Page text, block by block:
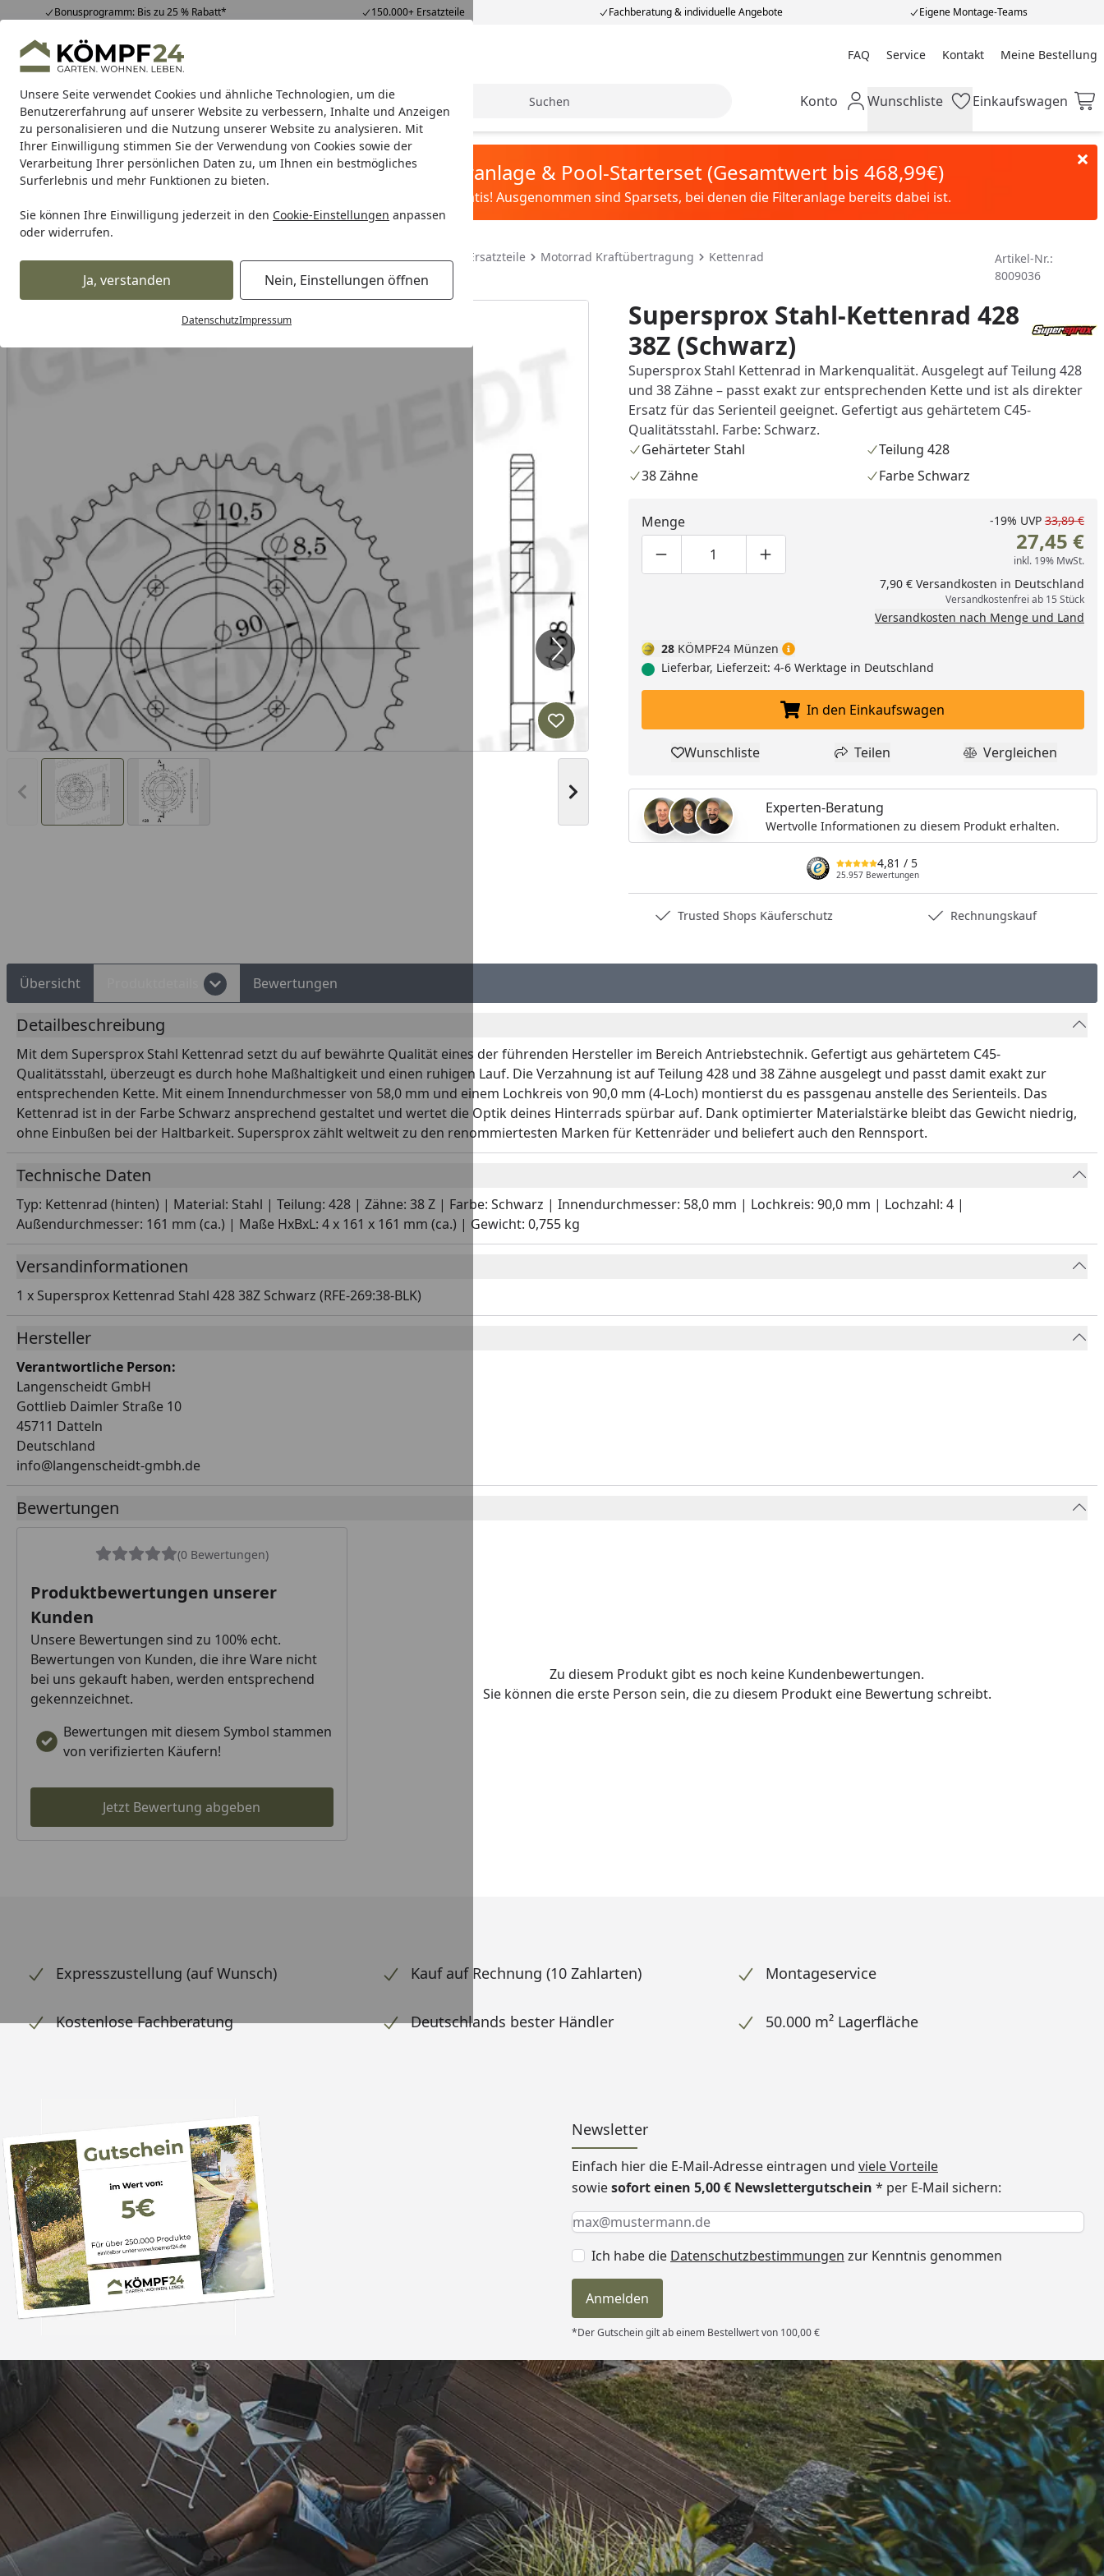
Unsere Seite verwendet Cookies und ähnliche Technologien, um die
Benutzererfahrung auf unserer Website zu verbessern, Inhalte und Anzeigen
zu personalisieren und die Nutzung unserer Website zu analysieren. Mit
Ihrer Einwilligung stimmen Sie der Verwendung von Cookies sowie der
Verarbeitung Ihrer persönlichen Daten zu, um Ihnen ein bestmögliches
Surferlebnis und mehr Funktionen zu bieten.
Sie können Ihre Einwilligung jederzeit in den Cookie-Einstellungen anpassen
oder widerrufen.
Ja, verstanden Nein, Einstellungen öffnen
DatenschutzImpressum
Bonusprogramm: Bis zu 25 % Rabatt* 150.000+ Ersatzteile Fachberatung & individuelle Angebote Eigene Montage-Teams
Hotline07051 / 9 22 22
Mo-Fr. 8-16 Uhr 25.957 Bewertungen FAQ Service Kontakt Meine Bestellung
Meine Bestellung
Alle Produkte
Alle ProdukteHighlights Tipps & Tricks Suche Mein Konto
Konto Wunschliste
Wunschliste Einkaufswagen
Einkaufswagen
Karibu Pools inkl. gratis Sandfilteranlage & Pool-Starterset (Gesamtwert bis 468,99€)
Dein Traumpool im Sorglos-Paket: Filter&Pflege gratis! Ausgenommen sind Sparsets, bei denen die Filteranlage bereits dabei ist.
Auto & Zweirad Motorradzubehör & Werkzeuge Motorradteile & Motorrad Ersatzteile Motorrad Kraftübertragung
Kettenrad
Supersprox Stahl-Kettenrad 428 38Z (Schwarz)
Artikel-Nr.:
8009036
Vorheriges Bild anzeigen Nächstes Bild anzeigen
Produkt zur Wunschliste hinzufügen
Supersprox Stahl-Kettenrad 428
38Z (Schwarz)
Supersprox Stahl Kettenrad in Markenqualität. Ausgelegt auf Teilung 428
und 38 Zähne – passt exakt zur entsprechenden Kette und ist als direkter
Ersatz für das Serienteil geeignet. Gefertigt aus gehärtetem C45-
Qualitätsstahl. Farbe: Schwarz.
Gehärteter Stahl
Teilung 428
38 Zähne
Farbe Schwarz
Menge
Produktmenge um eins verringern
Produktmenge manuell eingeben
Produktmenge um eins erhöhen
-19% UVP 33,89 €
27,45 €
inkl. 19% MwSt.
7,90 € Versandkosten in Deutschland
Versandkostenfrei ab 15 Stück
Versandkosten nach Menge und Land
28 KÖMPF24 Münzen
Lieferbar, Lieferzeit: 4-6 Werktage in Deutschland
In den Einkaufswagen legen
In den Einkaufswagen
Produkt zur Wunschliste hinzufügen
Wunschliste Teilen
Teilen Produkt
Vergleichen
Experten-Beratung
Wertvolle Informationen zu diesem Produkt erhalten.
4,81 / 5
25.957 Bewertungen
Trusted Shops Käuferschutz Rechnungskauf
Übersicht Bewertungen
Detailbeschreibung
Mit dem Supersprox Stahl Kettenrad setzt du auf bewährte Qualität eines der führenden Hersteller im Bereich Antriebstechnik. Gefertigt aus gehärtetem C45-
Qualitätsstahl, überzeugt es durch hohe Maßhaltigkeit und einen ruhigen Lauf. Die Verzahnung ist auf Teilung 428 und 38 Zähne ausgelegt und passt damit exakt zur
entsprechenden Kette. Mit einem Innendurchmesser von 58,0 mm und einem Lochkreis von 90,0 mm (4-Loch) montierst du es passgenau anstelle des Serienteils. Das
Kettenrad ist in der Farbe Schwarz ansprechend gestaltet und wertet die Optik deines Hinterrads spürbar auf. Dank optimierter Materialstärke bleibt das Gewicht niedrig,
ohne Einbußen bei der Haltbarkeit. Supersprox zählt weltweit zu den renommiertesten Marken für Kettenräder und beliefert auch den Rennsport.
Technische Daten
Typ: Kettenrad (hinten) | Material: Stahl | Teilung: 428 | Zähne: 38 Z | Farbe: Schwarz | Innendurchmesser: 58,0 mm | Lochkreis: 90,0 mm | Lochzahl: 4 |
Außendurchmesser: 161 mm (ca.) | Maße HxBxL: 4 x 161 x 161 mm (ca.) | Gewicht: 0,755 kg
Versandinformationen
1 x Supersprox Kettenrad Stahl 428 38Z Schwarz (RFE-269:38-BLK)
Hersteller
Verantwortliche Person:
Langenscheidt GmbH
Gottlieb Daimler Straße 10
45711 Datteln
Deutschland
info@langenscheidt-gmbh.de
Bewertungen
(0 Bewertungen)
Produktbewertungen unserer
Kunden
Unsere Bewertungen sind zu 100% echt.
Bewertungen von Kunden, die ihre Ware nicht
bei uns gekauft haben, werden entsprechend
gekennzeichnet.
Bewertungen mit diesem Symbol stammen
von verifizierten Käufern!
Jetzt Bewertung abgeben
Zu diesem Produkt gibt es noch keine Kundenbewertungen.
Sie können die erste Person sein, die zu diesem Produkt eine Bewertung schreibt.
Expresszustellung (auf Wunsch) Kauf auf Rechnung (10 Zahlarten) Montageservice
Kostenlose Fachberatung Deutschlands bester Händler 50.000 m² Lagerfläche
Newsletter
Einfach hier die E-Mail-Adresse eintragen und viele Vorteile
sowiesofort einen 5,00 € Newslettergutschein * per E-Mail sichern:
Keine Eingabe erforderlich
Eingabe erforderlich
E-Mail *
Ich habe die Datenschutzbestimmungen zur Kenntnis genommen
Anmelden
*Der Gutschein gilt ab einem Bestellwert von 100,00 €
Trusted Shops
4,81/ 5
25.957 Bewertungen
„- Retouren Bearbeitung wurde
umgehend erledigt“
04.08.2026
Versand